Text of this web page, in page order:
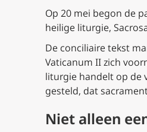
Op 20 mei begon de
heilige liturgie,
De conciliaire tekst
Vaticanum II zich
liturgie handelt op de
gesteld, dat
Niet alleen